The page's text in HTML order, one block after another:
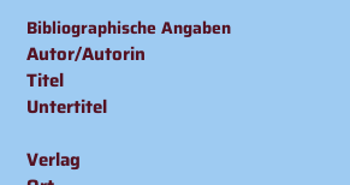
wird
zum
Warenkorb
hinzugefügt
Bibliographische Angaben
Autor/Autorin
Titel
Untertitel
Verlag